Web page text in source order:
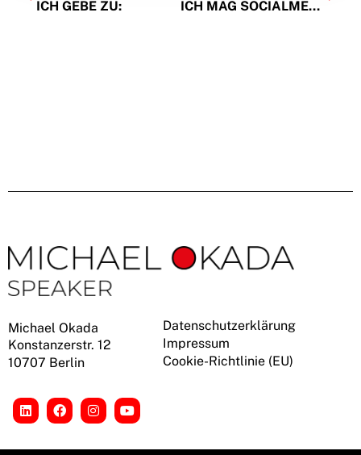
ICH GEBE ZU:
ICH MAG SOCIALMEDIA
Michael Okada
Konstanzerstr. 12
10707 Berlin
Datenschutzerklärung
Impressum
Cookie-Richtlinie (EU)